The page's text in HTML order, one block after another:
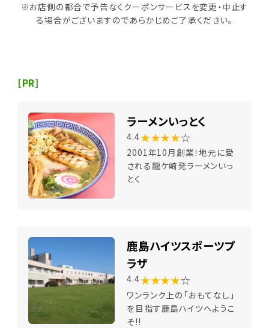
※お店側の都合で予告なくクーポンサービスを変更・中止す
る場合がございますのであらかじめご了承ください。
[PR]
ラーメンいっとく
4.4★★★★☆
2001年10月創業！地元に愛
される龍ケ崎発ラーメンいっ
とく
鹿島ハイツスポーツプ
ラザ
4.4★★★★☆
ワンランク上の「おもてなし」
を目指す鹿島ハイツへようこ
そ!!